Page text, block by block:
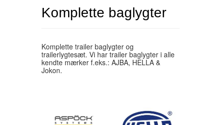
Komplette baglygter
Komplette trailer baglygter og
trailerlygtesæt. Vi har trailer baglygter i alle
kendte mærker f.eks.: AJBA, HELLA &
Jokon.